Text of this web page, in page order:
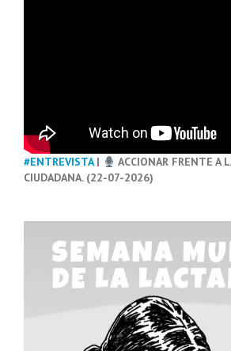
#ENTREVISTA|
ACCIONAR FRENTE A
CIUDADANA. (22-07-2026)